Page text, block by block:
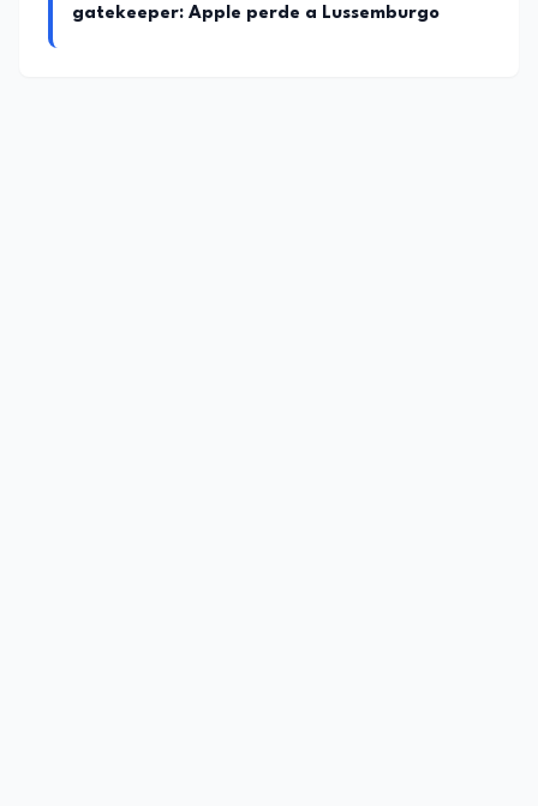
gatekeeper: Apple perde a Lussemburgo